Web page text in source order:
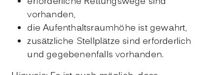
vorhanden,
die Aufenthaltsraumhöhe ist gewahrt,
zusätzliche Stellplätze sind erforderlich
und gegebenenfalls vorhanden.